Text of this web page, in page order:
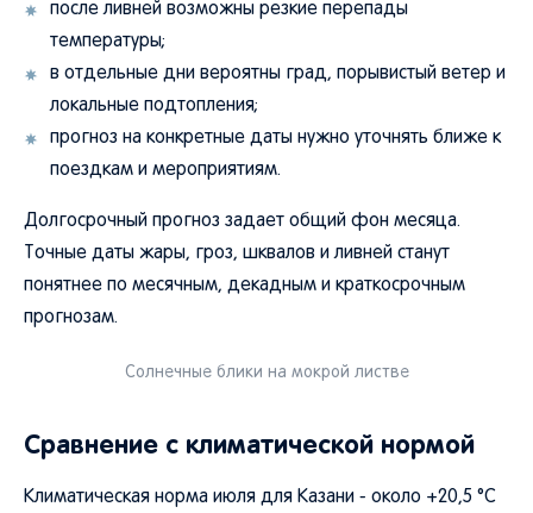
после ливней возможны резкие перепады
температуры;
в отдельные дни вероятны град, порывистый ветер и
локальные подтопления;
прогноз на конкретные даты нужно уточнять ближе к
поездкам и мероприятиям.
Долгосрочный прогноз задает общий фон месяца.
Точные даты жары, гроз, шквалов и ливней станут
понятнее по месячным, декадным и краткосрочным
прогнозам.
Солнечные блики на мокрой листве
Сравнение с климатической нормой
Климатическая норма июля для Казани - около +20,5 °C